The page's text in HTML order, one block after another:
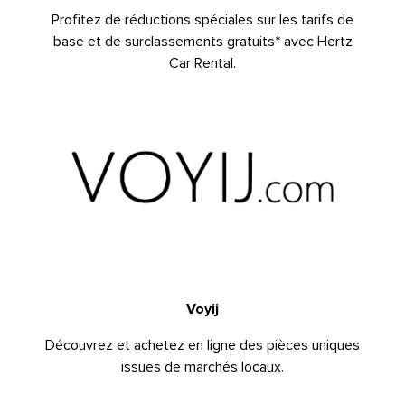
Profitez de réductions spéciales sur les tarifs de
base et de surclassements gratuits* avec Hertz
Car Rental.
Voyij
Découvrez et achetez en ligne des pièces uniques
issues de marchés locaux.